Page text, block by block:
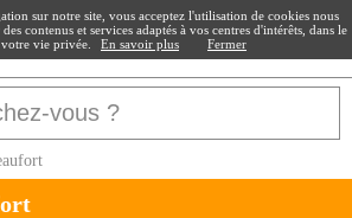
.frsur notre site, vous acceptez l'utilisation de cookies nous
contenus et services adaptés à vos centres d'intérêts, dans le
vie privée.
En savoir plus Fermer